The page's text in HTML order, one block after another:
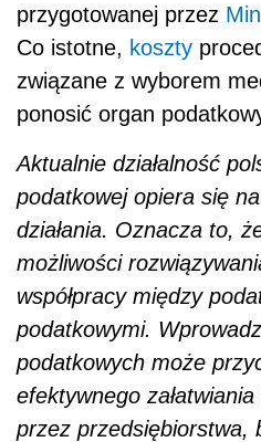
przygotowanej przez
Co istotne, koszty
związane z wyborem
ponosić organ
Aktualnie działalność
podatkowej opiera się
działania. Oznacza to,
możliwości
współpracy między
podatkowymi.
podatkowych może
efektywnego
przez przedsiębiorstwa,